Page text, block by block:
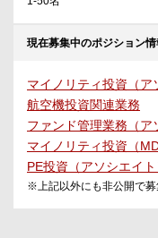
現在募集中のポジション情
マイノリティ投資（ア
航空機投資関連業務
ファンド管理業務（ア
マイノリティ投資（MD
PE投資（アソシエイト
※上記以外にも非公開で